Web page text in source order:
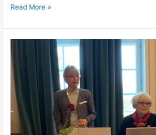
Read More »
Neuvoston
kokous
21.1.2023